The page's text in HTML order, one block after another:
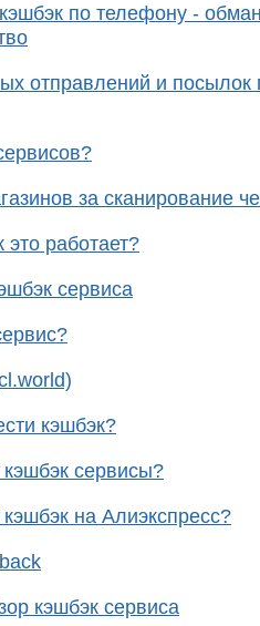
по телефону -
отправлений и посылок
за сканирование
это работает?
сервиса
кэшбэк?
сервисы?
на Алиэкспресс?
кэшбэк сервиса